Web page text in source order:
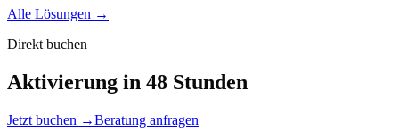
Alle Lösungen →
Direkt buchen
Aktivierung in 48 Stunden
Jetzt buchen →Beratung anfragen